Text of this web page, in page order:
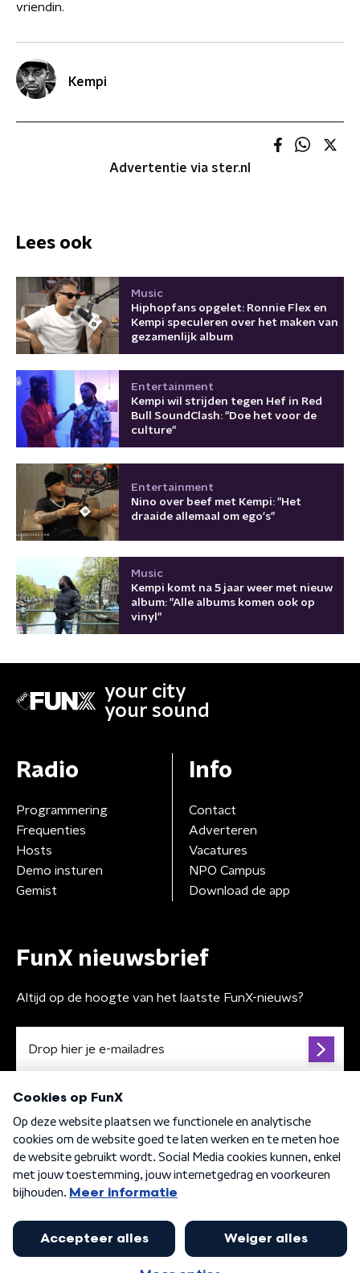
vriendin.
Kempi
Advertentie via ster.nl
Lees ook
Music
Hiphopfans opgelet: Ronnie Flex en
Kempi speculeren over het maken van
gezamenlijk album
Entertainment
Kempi wil strijden tegen Hef in Red
Bull SoundClash: "Doe het voor de
culture"
Entertainment
Nino over beef met Kempi: "Het
draaide allemaal om ego's"
Music
Kempi komt na 5 jaar weer met nieuw
album: "Alle albums komen ook op
vinyl"
your city
your sound
Radio
Programmering
Frequenties
Hosts
Demo insturen
Gemist
Info
Contact
Adverteren
Vacatures
NPO Campus
Download de app
FunX nieuwsbrief
Altijd op de hoogte van het laatste FunX-nieuws?
Algemene voorwaarden Privacybeleid